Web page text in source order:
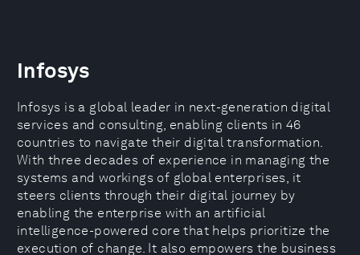
Infosys
Infosys is a global leader in next-generation digital
services and consulting, enabling clients in 46
countries to navigate their digital transformation.
With three decades of experience in managing the
systems and workings of global enterprises, it
steers clients through their digital journey by
enabling the enterprise with an artificial
intelligence-powered core that helps prioritize the
execution of change. It also empowers the business